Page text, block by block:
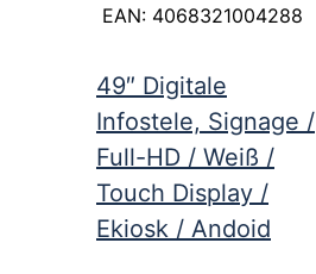
EAN: 4068321004288
49″ Digitale
Infostele, Signage /
Full-HD / Weiß /
Touch Display /
Ekiosk / Andoid